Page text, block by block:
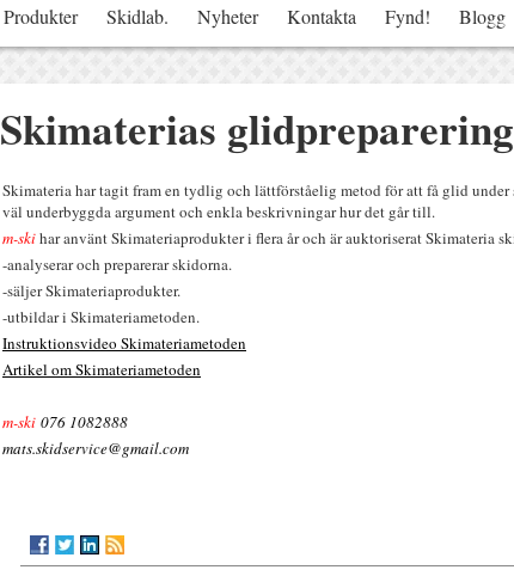
Produkter Skidlab. Nyheter Kontakta Fynd! Blogg
Skimaterias
Skimateria har tagit fram en tydlig och lättförståelig metod för att få glid
väl underbyggda argument och enkla beskrivningar hur det går till.
m-skihar använt Skimateriaprodukter i flera år och är auktoriserat Skimateria
-analyserar och preparerar skidorna.
-säljer Skimateriaprodukter.
-utbildar i Skimateriametoden.
Instruktionsvideo Skimateriametoden
Artikel om Skimateriametoden
m-ski 076 1082888
mats.skidservice@gmail.com